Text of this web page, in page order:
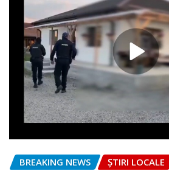
BREAKING NEWS ȘTIRI LOCALE